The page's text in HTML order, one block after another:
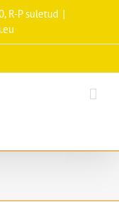
R-P suletud |